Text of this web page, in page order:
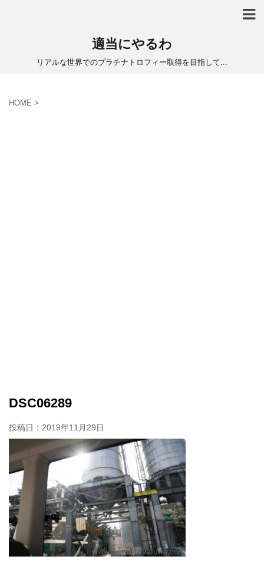
適当にやるわ
リアルな世界でのプラチナトロフィー取得を目指して...
HOME >
DSC06289
投稿日： 2019年11月29日